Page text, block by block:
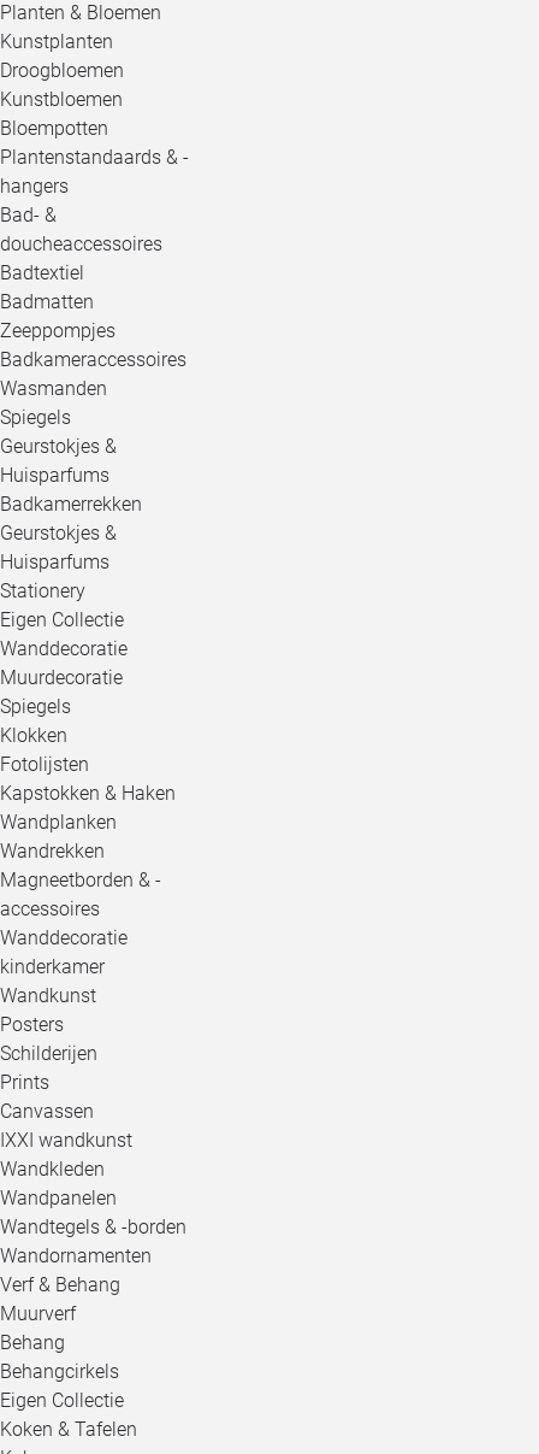
Planten & Bloemen
Kunstplanten
Droogbloemen
Kunstbloemen
Bloempotten
Plantenstandaards & -
hangers
Bad- &
doucheaccessoires
Badtextiel
Badmatten
Zeeppompjes
Badkameraccessoires
Wasmanden
Spiegels
Geurstokjes &
Huisparfums
Badkamerrekken
Geurstokjes &
Huisparfums
Stationery
Eigen Collectie
Wanddecoratie
Muurdecoratie
Spiegels
Klokken
Fotolijsten
Kapstokken & Haken
Wandplanken
Wandrekken
Magneetborden & -
accessoires
Wanddecoratie
kinderkamer
Wandkunst
Posters
Schilderijen
Prints
Canvassen
IXXI wandkunst
Wandkleden
Wandpanelen
Wandtegels & -borden
Wandornamenten
Verf & Behang
Muurverf
Behang
Behangcirkels
Eigen Collectie
Koken & Tafelen